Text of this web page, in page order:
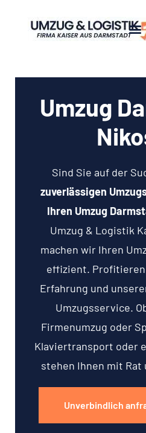
Umzug
Sind Sie auf der
zuverlässigen
Ihren Umzug
Umzug & Logistik
machen wir Ihren
effizient.
Erfahrung und
Umzugsservice.
Firmenumzug oder
Klaviertransport oder
stehen Ihnen mit Rat
Unverbindlich